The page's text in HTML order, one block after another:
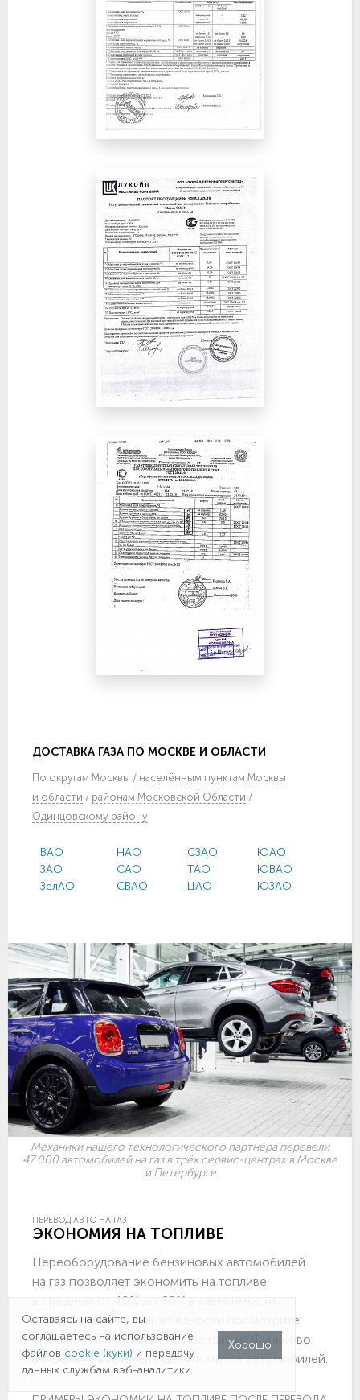
ДОСТАВКА ГАЗА ПО МОСКВЕ И ОБЛАСТИ
По округам Москвы / населённым пунктам Москвы
и области / районам Московской Области /
Одинцовскому району
ВАО
ЗАО
ЗелАО
НАО
САО
СВАО
СЗАО
ТАО
ЦАО
ЮАО
ЮВАО
ЮЗАО
Механики нашего технологического партнёра перевели
47 000 автомобилей на газ в трёх сервис-центрах в Москве
и Петербурге
ПЕРЕВОД АВТО НА ГАЗ
ЭКОНОМИЯ НА ТОПЛИВЕ
Переоборудование бензиновых автомобилей
на газ позволяет экономить на топливе
в среднем от 40% до 60% в зависимости
от автомобиля. Для наглядности посмотрите
сколько газ экономит на поездке из Фуньково
в Москву на примере десяти марок автомобилей.
Оставаясь на сайте, вы
соглашаетесь на использование
файлов cookie (куки) и передачу
данных службам вэб-аналитики
Хорошо